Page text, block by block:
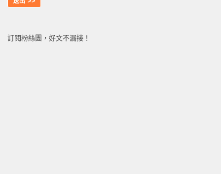
訂閱粉絲團，好文不漏接！